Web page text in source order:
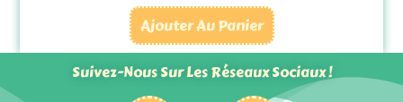
Ajouter Au Panier
Suivez-Nous Sur Les Réseaux Sociaux !